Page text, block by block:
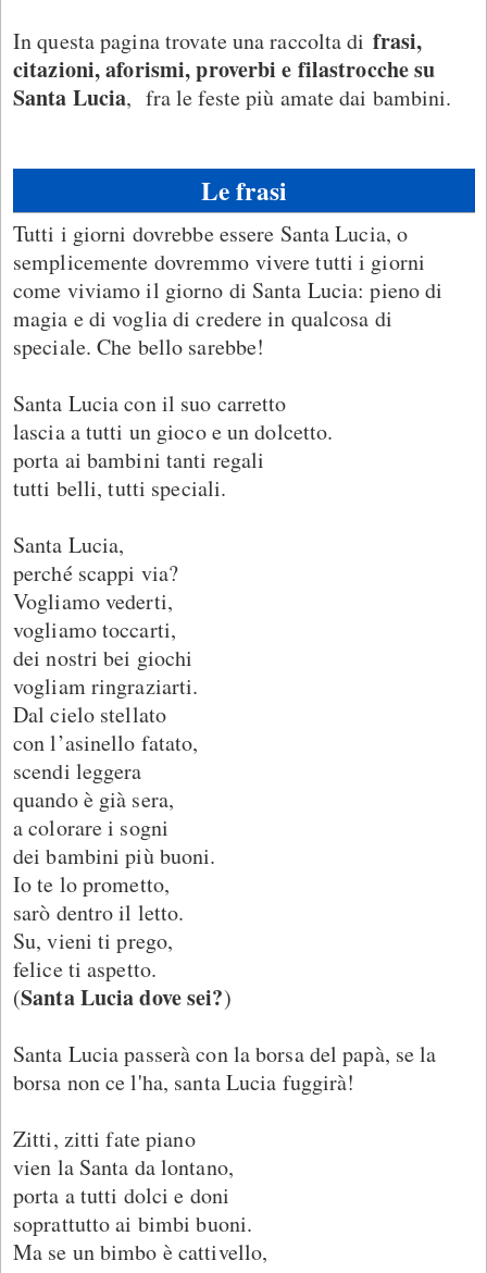
In questa pagina trovate una raccolta di frasi,
citazioni, aforismi, proverbi e filastrocche su
Santa Lucia, fra le feste più amate dai bambini.
Le frasi
Tutti i giorni dovrebbe essere Santa Lucia, o
semplicemente dovremmo vivere tutti i giorni
come viviamo il giorno di Santa Lucia: pieno di
magia e di voglia di credere in qualcosa di
speciale. Che bello sarebbe!
Santa Lucia con il suo carretto
lascia a tutti un gioco e un dolcetto.
porta ai bambini tanti regali
tutti belli, tutti speciali.
Santa Lucia,
perché scappi via?
Vogliamo vederti,
vogliamo toccarti,
dei nostri bei giochi
vogliam ringraziarti.
Dal cielo stellato
con l’asinello fatato,
scendi leggera
quando è già sera,
a colorare i sogni
dei bambini più buoni.
Io te lo prometto,
sarò dentro il letto.
Su, vieni ti prego,
felice ti aspetto.
(Santa Lucia dove sei?)
Santa Lucia passerà con la borsa del papà, se la
borsa non ce l'ha, santa Lucia fuggirà!
Zitti, zitti fate piano
vien la Santa da lontano,
porta a tutti dolci e doni
soprattutto ai bimbi buoni.
Ma se un bimbo è cattivello,